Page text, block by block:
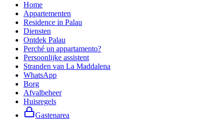
Home
Appartementen
Residence in Palau
Diensten
Ontdek Palau
Perché un appartamento?
Persoonlijke assistent
Stranden van La Maddalena
WhatsApp
Borg
Afvalbeheer
Huisregels
Gastenarea